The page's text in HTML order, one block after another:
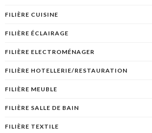
FILIÈRE CUISINE
FILIÈRE ÉCLAIRAGE
FILIÈRE ELECTROMÉNAGER
FILIÈRE HOTELLERIE/RESTAURATION
FILIÈRE MEUBLE
FILIÈRE SALLE DE BAIN
FILIÈRE TEXTILE